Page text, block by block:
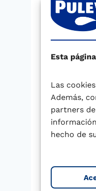
Esta
Las
Además,
partners
hecho de
el
las
de